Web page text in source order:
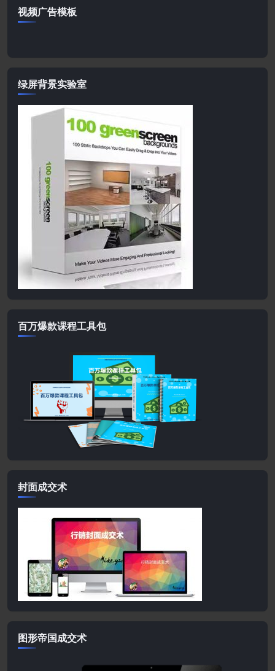
视频广告模板
绿屏背景实验室
百万爆款课程工具包
封面成交术
图形帝国成交术